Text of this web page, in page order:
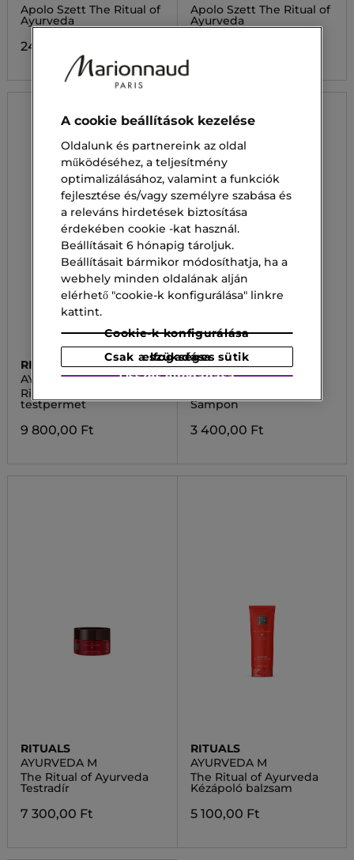
AYURVEDA
Apolo Szett The Ritual of
Ayurveda
24 400,00 Ft
AYURVEDA
Apolo Szett The Ritual of
Ayurveda
RITUALS
AYURVEDA M
Ritual Ayurveda Haj-
testpermet
9 800,00 Ft
RITUALS
AYURVEDA M
Sampon
3 400,00 Ft
RITUALS
AYURVEDA M
The Ritual of Ayurveda
Testradír
7 300,00 Ft
RITUALS
AYURVEDA M
The Ritual of Ayurveda
Kézápoló balzsam
5 100,00 Ft
A cookie beállítások kezelése
Oldalunk és partnereink az oldal
működéséhez, a teljesítmény
optimalizálásához, valamint a funkciók
fejlesztése és/vagy személyre szabása és
a releváns hirdetések biztosítása
érdekében cookie -kat használ.
Beállításait 6 hónapig tároljuk.
Beállításait bármikor módosíthatja, ha a
webhely minden oldalának alján
elérhető "cookie-k konfigurálása" linkre
kattint.
Cookie-k konfigurálása
Csak a szükséges sütik elfogadása
Összes elfogadása